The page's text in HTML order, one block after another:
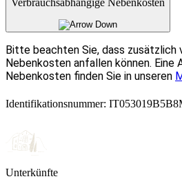
Bitte beachten Sie, dass zusätzlich
Nebenkosten anfallen können. Eine
Nebenkosten finden Sie in unseren
Identifikationsnummer:
Unterkünfte